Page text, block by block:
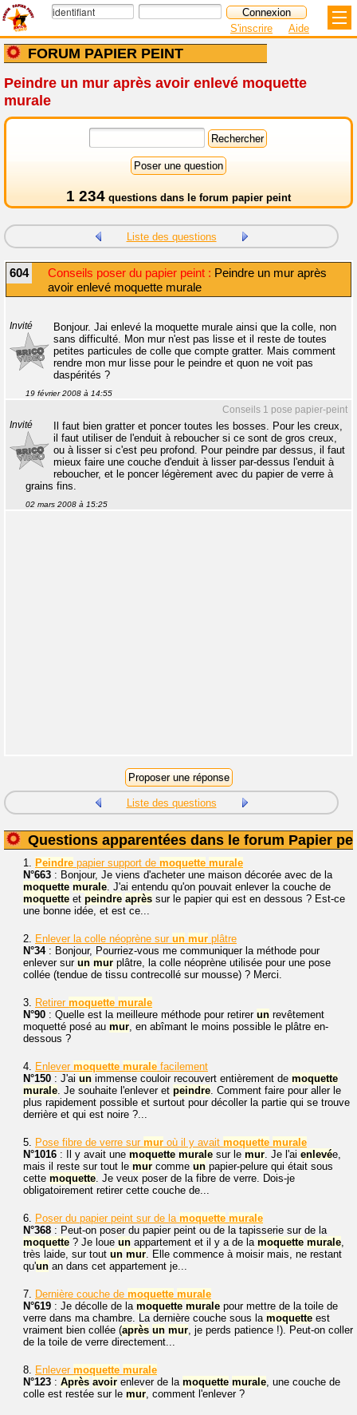
FORUM PAPIER PEINT
S'inscrire Aide
Peindre un mur après avoir enlevé moquette
murale
1 234 questions dans le forum papier peint
Liste des questions
604 Conseils poser du papier peint : Peindre un mur après
avoir enlevé moquette murale
Invité
Bonjour. Jai enlevé la moquette murale ainsi que la colle, non
sans difficulté. Mon mur n'est pas lisse et il reste de toutes
petites particules de colle que compte gratter. Mais comment
rendre mon mur lisse pour le peindre et quon ne voit pas
daspérités ?
19 février 2008 à 14:55
Conseils 1 pose papier-peint
Invité
Il faut bien gratter et poncer toutes les bosses. Pour les creux,
il faut utiliser de l'enduit à reboucher si ce sont de gros creux,
ou à lisser si c'est peu profond. Pour peindre par dessus, il faut
mieux faire une couche d'enduit à lisser par-dessus l'enduit à
reboucher, et le poncer légèrement avec du papier de verre à
grains fins.
02 mars 2008 à 15:25
Liste des questions
Questions apparentées dans le forum Papier
1. Peindre papier support de moquette murale
N°663 : Bonjour, Je viens d'acheter une maison décorée avec de la
moquette murale. J'ai entendu qu'on pouvait enlever la couche de
moquette et peindre après sur le papier qui est en dessous ? Est-ce
une bonne idée, et est ce...
2. Enlever la colle néoprène sur un mur plâtre
N°34: Bonjour, Pourriez-vous me communiquer la méthode pour
enlever sur un mur plâtre, la colle néoprène utilisée pour une pose
collée (tendue de tissu contrecollé sur mousse) ? Merci.
3. Retirer moquette murale
N°90 : Quelle est la meilleure méthode pour retirer un revêtement
moquetté posé au mur, en abîmant le moins possible le plâtre en-
dessous ?
4. Enlever moquette murale facilement
N°150 : J'ai un immense couloir recouvert entièrement de moquette
murale. Je souhaite l'enlever et peindre. Comment faire pour aller le
plus rapidement possible et surtout pour décoller la partie qui se trouve
derrière et qui est noire ?...
5. Pose fibre de verre sur mur où il y avait moquette murale
N°1016 : Il y avait une moquette murale sur le mur. Je l'ai enlevée,
mais il reste sur tout le mur comme un papier-pelure qui était sous
cette moquette. Je veux poser de la fibre de verre. Dois-je
obligatoirement retirer cette couche de...
6. Poser du papier peint sur de la moquette murale
N°368 : Peut-on poser du papier peint ou de la tapisserie sur de la
moquette ? Je loue un appartement et il y a de la moquette murale,
très laide, sur tout un mur. Elle commence à moisir mais, ne restant
qu'un an dans cet appartement je...
7. Dernière couche de moquette murale
N°619 : Je décolle de la moquette murale pour mettre de la toile de
verre dans ma chambre. La dernière couche sous la moquette est
vraiment bien collée (après un mur, je perds patience !). Peut-on coller
de la toile de verre directement...
8. Enlever moquette murale
N°123 : Après avoir enlever de la moquette murale, une couche de
colle est restée sur le mur, comment l'enlever ?